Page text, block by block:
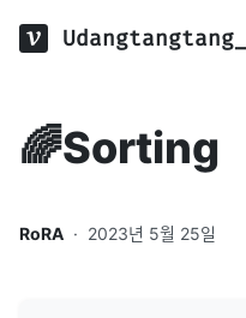
🌈Sorting
RoRA · 2023년 5월 25일